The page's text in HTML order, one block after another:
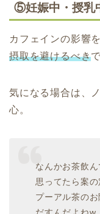
⑤妊娠中・授乳
カフェインの影響
摂取を避けるべき
気になる場合は、
心。
なんかお茶飲
思ってたら案
プーアル茶の